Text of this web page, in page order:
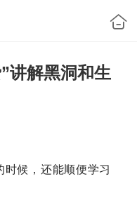
讲解黑洞和生
时候，还能顺便学习